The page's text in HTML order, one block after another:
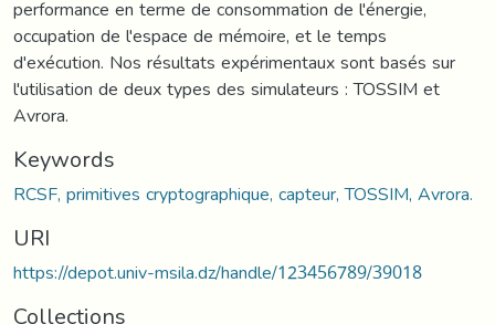
performance en terme de consommation de l'énergie,
occupation de l'espace de mémoire, et le temps
d'exécution. Nos résultats expérimentaux sont basés sur
l'utilisation de deux types des simulateurs : TOSSIM et
Avrora.
Keywords
RCSF, primitives cryptographique, capteur, TOSSIM, Avrora.
URI
https://depot.univ-msila.dz/handle/123456789/39018